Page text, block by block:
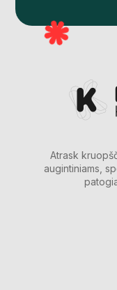
Atrask
augintiniams,